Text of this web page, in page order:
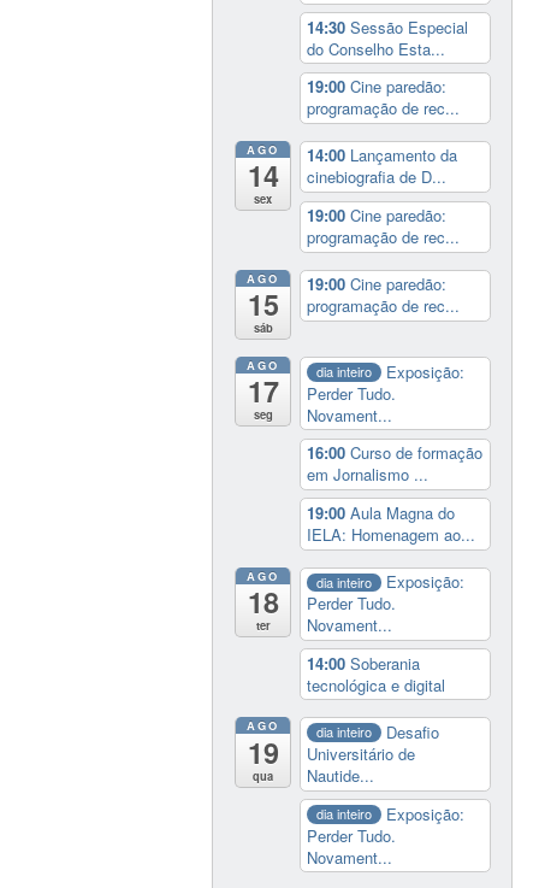
14:30Sessão Especial
do Conselho Esta...
19:00Cine paredão:
programação de rec...
AGO
14
sex
14:00 Lançamento da
cinebiografia de D...
19:00Cine paredão:
programação de rec...
AGO
15
sáb
19:00Cine paredão:
programação de rec...
AGO
17
seg
dia inteiro
Exposição:
Perder Tudo.
Novament...
16:00Curso de formação
em Jornalismo ...
19:00Aula Magna do
IELA: Homenagem ao...
AGO
18
ter
dia inteiro
Exposição:
Perder Tudo.
Novament...
14:00Soberania
tecnológica e digital
AGO
19
qua
dia inteiro
Desafio
Universitário de
Nautide...
dia inteiro
Exposição:
Perder Tudo.
Novament...